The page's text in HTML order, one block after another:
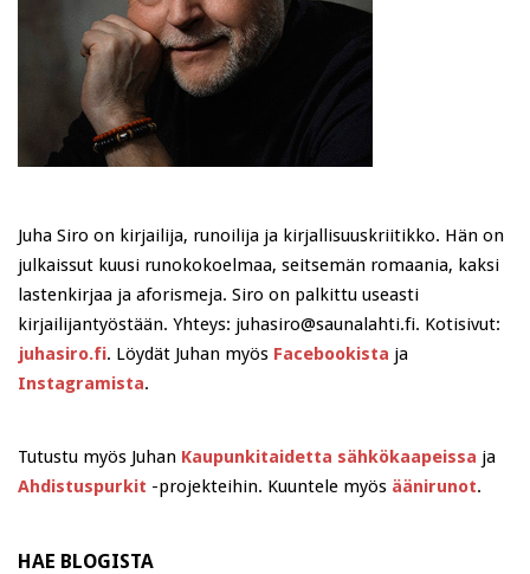
Juha Siro on kirjailija, runoilija ja kirjallisuuskriitikko. Hän on
julkaissut kuusi runokokoelmaa, seitsemän romaania, kaksi
lastenkirjaa ja aforismeja. Siro on palkittu useasti
kirjailijantyöstään. Yhteys: juhasiro@saunalahti.fi. Kotisivut:
juhasiro.fi. Löydät Juhan myös Facebookista ja
Instagramista.
Tutustu myös Juhan Kaupunkitaidetta sähkökaapeissa ja
Ahdistuspurkit -projekteihin. Kuuntele myös äänirunot.
HAE BLOGISTA